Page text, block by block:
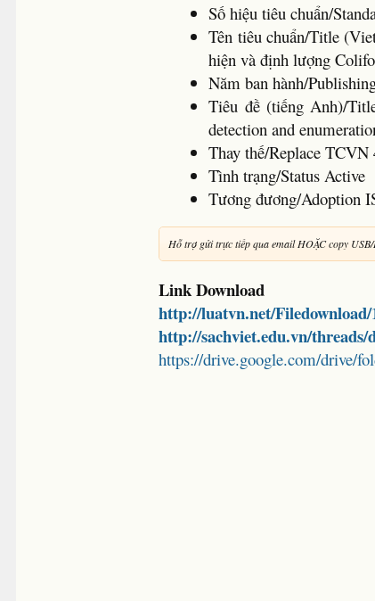
Số hiệu tiêu chuẩn/
Tên tiêu chuẩn/Title
hiện và định lượng
Năm ban hành/
Tiêu đề (tiếng Anh)/
detection and
Thay thế/Replace TCVN
Tình trạng/Status Active
Tương đương/Adoption
Hỗ trợ gửi trực tiếp qua email HOẶC copy
Link Download
http://luatvn.net/Filedownload/
http://sachviet.edu.vn/
https://drive.google.com/drive/